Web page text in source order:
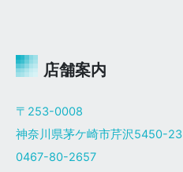
Ｘ
ク
様
店舗案内
〒253-0008
神奈川県茅ケ崎市芹沢5450-23
0467-80-2657